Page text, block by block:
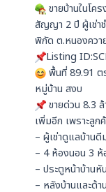
ขายบ้านในโค
สัญญา 2 ปี ผู้เช่า
พิกัด ต.หนองควา
Listing
พื้นที่ 89.91 ต
หมู่บ้าน สงบ
ขายด่วน 8.3
เพิ่มอีก เพราะลูก
– ผู้เช่าดูแลบ้าน
– 4 ห้องนอน 3 ห้
– ประตูหน้าบ้านหั
– หลังบ้านและด้